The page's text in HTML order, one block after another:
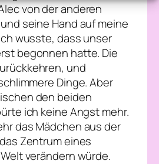
von der anderen
seine Hand auf meine
wusste, dass unser
begonnen hatte. Die
und
Dinge. Aber
den beiden
ich keine Angst mehr.
das Mädchen aus der
Zentrum eines
verändern würde.